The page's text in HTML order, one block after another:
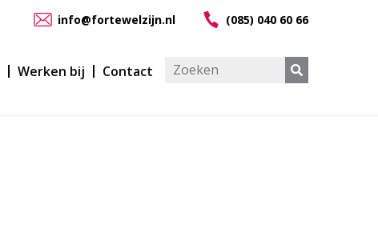
info@fortewelzijn.nl (085) 040 60 66
Werken bij Contact